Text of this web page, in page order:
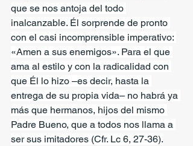
que se nos antoja del todo
inalcanzable. Él sorprende de pronto
con el casi incomprensible imperativo:
«Amen a sus enemigos». Para el que
ama al estilo y con la radicalidad con
que Él lo hizo –es decir, hasta la
entrega de su propia vida– no habrá ya
más que hermanos, hijos del mismo
Padre Bueno, que a todos nos llama a
ser sus imitadores (Cfr. Lc 6, 27-36).